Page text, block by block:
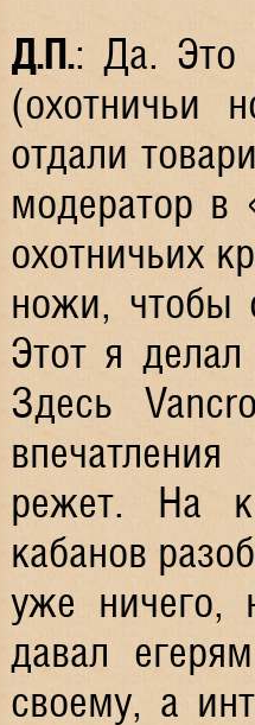
Д.П.: Да. Это
(охотничьи
отдали
модератор в
охотничьих
ножи, чтобы
Этот я
Здесь
режет. На
кабанов
уже ничего,
давал
своему, а